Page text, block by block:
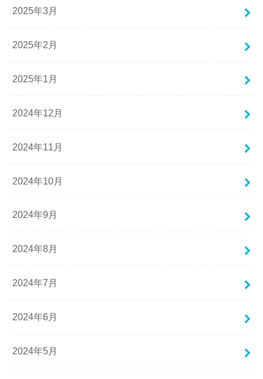
2025年3月
2025年2月
2025年1月
2024年12月
2024年11月
2024年10月
2024年9月
2024年8月
2024年7月
2024年6月
2024年5月